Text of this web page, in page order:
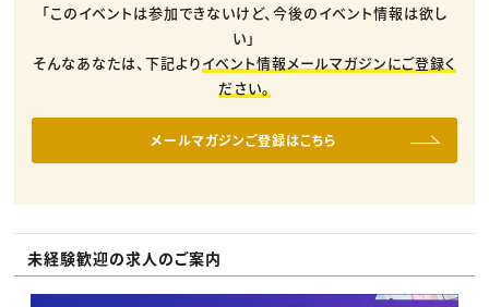
「このイベントは参加できないけど、今後のイベント情報は欲し
い」
そんなあなたは、下記よりイベント情報メールマガジンにご登録く
ださい。
メールマガジンご登録はこちら
未経験歓迎の求人のご案内